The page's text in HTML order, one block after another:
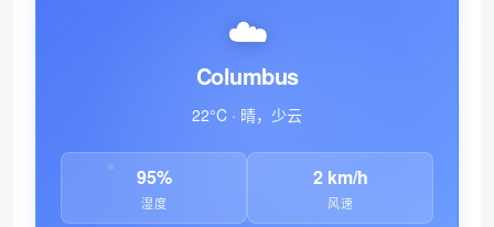
☁️
Columbus
22°C · 晴，少云
95%
湿度
2 km/h
风速